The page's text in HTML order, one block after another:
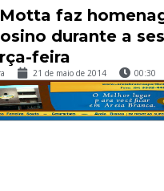
faz
durante a
feira
21 de maio de 2014 00:30